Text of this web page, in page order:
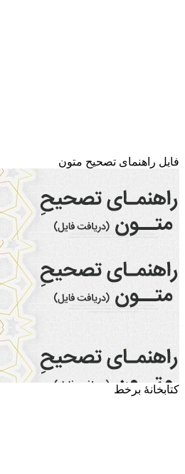
فایل راهنمای تصحیح متون
کتابخانۀ برخط